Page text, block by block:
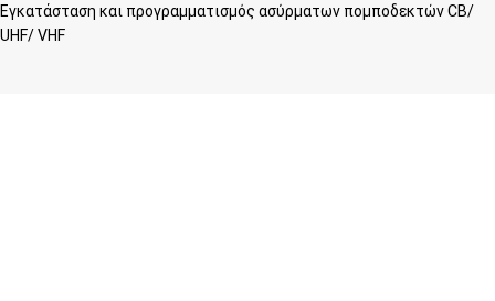
Εγκατάσταση και προγραμματισμός ασύρματων πομποδεκτών CB/
UHF/ VHF